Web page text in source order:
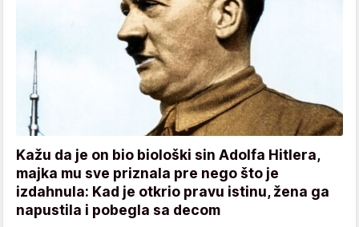
Kažu da je on bio biološki sin Adolfa Hitlera,
majka mu sve priznala pre nego što je
izdahnula: Kad je otkrio pravu istinu, žena ga
napustila i pobegla sa decom